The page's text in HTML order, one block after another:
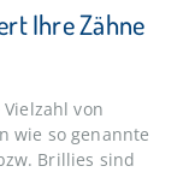
Ihre Zähne
von
wie so genannte
Brillies sind